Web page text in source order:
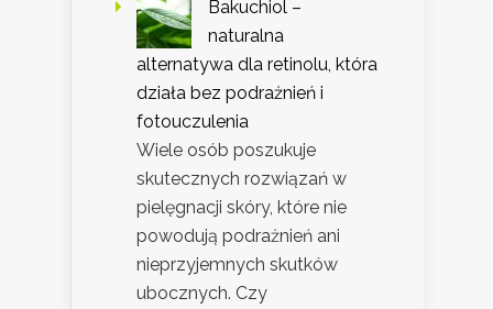
Bakuchiol –
naturalna
alternatywa dla retinolu, która
działa bez podrażnień i
fotouczulenia
Wiele osób poszukuje
skutecznych rozwiązań w
pielęgnacji skóry, które nie
powodują podrażnień ani
nieprzyjemnych skutków
ubocznych. Czy